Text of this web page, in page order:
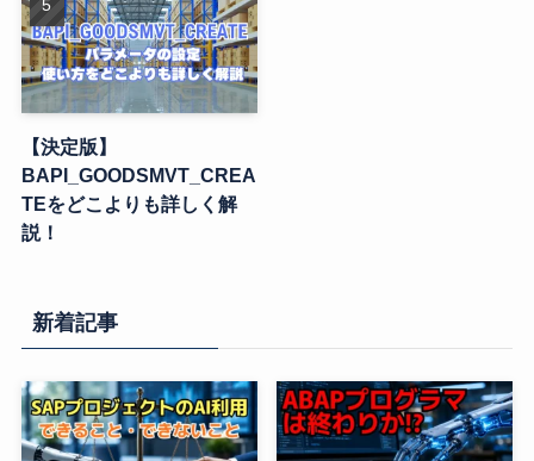
【決定版】
BAPI_GOODSMVT_CREA
TEをどこよりも詳しく解
説！
新着記事